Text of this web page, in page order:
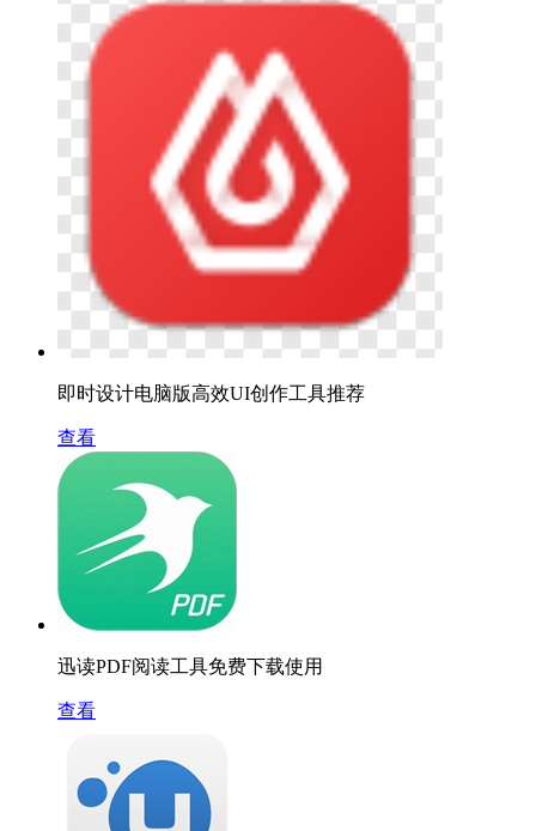
即时设计电脑版高效UI创作工具推荐
查看
迅读PDF阅读工具免费下载使用
查看